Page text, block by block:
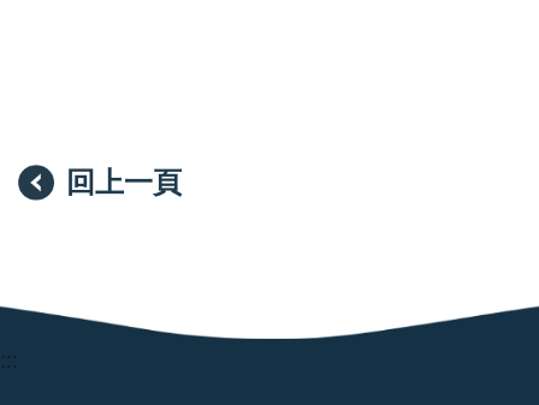
院
長、
陳
回上一頁
:::